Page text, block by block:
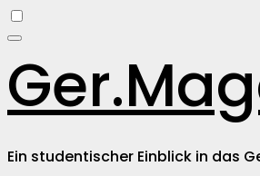
Ein studentischer Einblick in das